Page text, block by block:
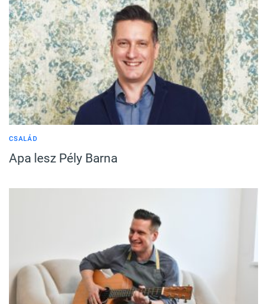
CSALÁD
Apa lesz Pély Barna